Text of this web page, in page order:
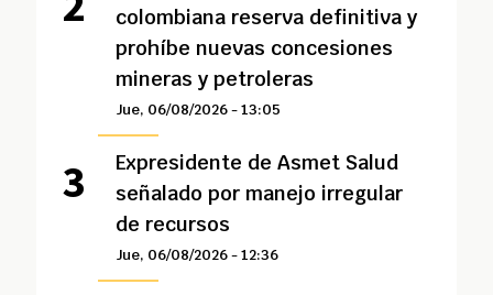
colombiana reserva definitiva y
prohíbe nuevas concesiones
mineras y petroleras
Jue, 06/08/2026 - 13:05
Expresidente de Asmet Salud
señalado por manejo irregular
de recursos
Jue, 06/08/2026 - 12:36